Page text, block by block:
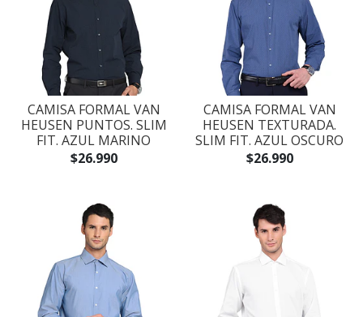
CAMISA FORMAL VAN
HEUSEN PUNTOS. SLIM
FIT. AZUL MARINO
$26.990
CAMISA FORMAL VAN
HEUSEN TEXTURADA.
SLIM FIT. AZUL OSCURO
$26.990